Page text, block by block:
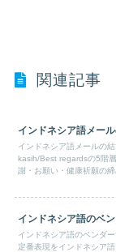
関連記事
インドネシア語メー
インドネシア語メールの
kasih/Best regardsの5階
謝・お願い・健康祈願の締
インドネシア語のベ
インドネシア語のベンダ
定番表現をインドネシア